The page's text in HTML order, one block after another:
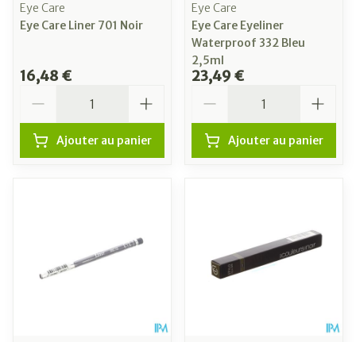
Eye Care
Eye Care Liner 701 Noir
16,48 €
Ajouter au panier
Eye Care
Eye Care Eyeliner
Waterproof 332 Bleu
2,5ml
23,49 €
Ajouter au panier